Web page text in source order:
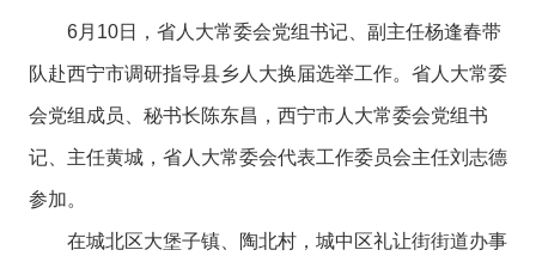
6月10日，省人大常委会党组书记、副主任杨逢春带
队赴西宁市调研指导县乡人大换届选举工作。省人大常委
会党组成员、秘书长陈东昌，西宁市人大常委会党组书
记、主任黄城，省人大常委会代表工作委员会主任刘志德
参加。
在城北区大堡子镇、陶北村，城中区礼让街街道办事